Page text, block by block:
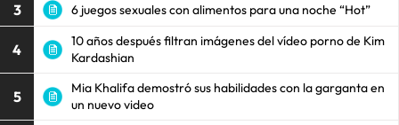
3 6 juegos sexuales con alimentos para una noche “Hot”
4
10 años después filtran imágenes del vídeo porno de Kim
Kardashian
5
Mia Khalifa demostró sus habilidades con la garganta en
un nuevo video